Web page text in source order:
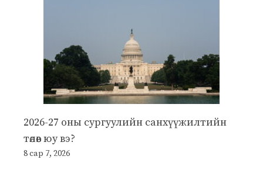
2026-27 оны сургуулийн санхүүжилтийн
төлөв юу вэ?
8 сар 7, 2026